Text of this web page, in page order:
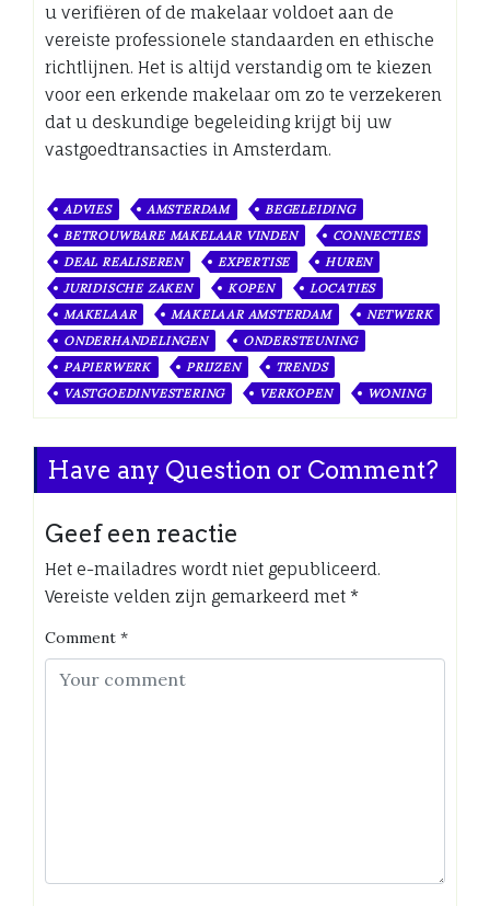
u verifiëren of de makelaar voldoet aan de
vereiste professionele standaarden en ethische
richtlijnen. Het is altijd verstandig om te kiezen
voor een erkende makelaar om zo te verzekeren
dat u deskundige begeleiding krijgt bij uw
vastgoedtransacties in Amsterdam.
ADVIES AMSTERDAM
BEGELEIDING
BETROUWBARE MAKELAAR VINDEN
CONNECTIES
DEAL REALISEREN
EXPERTISE
HUREN
JURIDISCHE ZAKEN
KOPEN
LOCATIES
MAKELAAR
MAKELAAR AMSTERDAM
NETWERK
ONDERHANDELINGEN
ONDERSTEUNING
PAPIERWERK
PRIJZEN
TRENDS
VASTGOEDINVESTERING
VERKOPEN WONING
Have any Question or Comment?
Geef een reactie
Het e-mailadres wordt niet gepubliceerd.
Vereiste velden zijn gemarkeerd met *
Comment *